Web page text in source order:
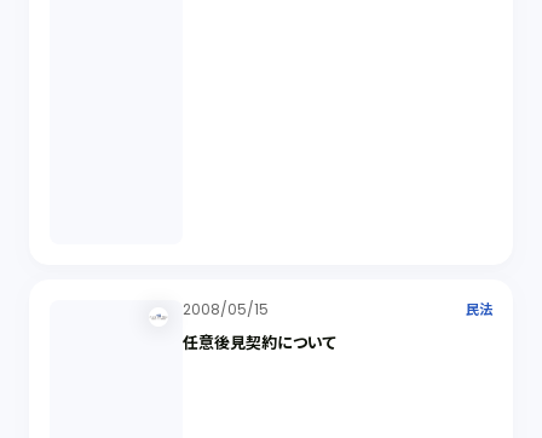
2008/05/15 民法
任意後見契約について